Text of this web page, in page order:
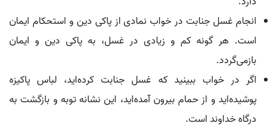
انجام غسل جنابت در خواب نمادی از پاکی دین و استحکام ایمان
است. هر گونه کم و زیادی در غسل، به پاکی دین و ایمان
بازمی‌گردد.
اگر در خواب ببینید که غسل جنابت کرده‌اید، لباس پاکیزه
پوشیده‌اید و از حمام بیرون آمده‌اید، این نشانه توبه و بازگشت به
درگاه خداوند است.